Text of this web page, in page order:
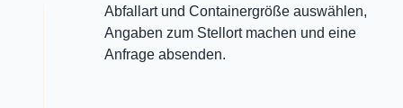
Abfallart und Containergröße auswählen,
Angaben zum Stellort machen und eine
Anfrage absenden.